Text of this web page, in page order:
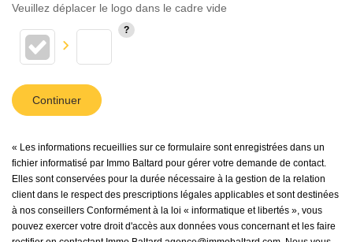
Veuillez déplacer le logo dans le cadre vide
Continuer
« Les informations recueillies sur ce formulaire sont enregistrées dans un
fichier informatisé par Immo Baltard pour gérer votre demande de contact.
Elles sont conservées pour la durée nécessaire à la gestion de la relation
client dans le respect des prescriptions légales applicables et sont destinées
à nos conseillers Conformément à la loi « informatique et libertés », vous
pouvez exercer votre droit d'accès aux données vous concernant et les faire